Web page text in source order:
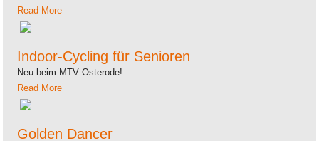
Read More
Indoor-Cycling für Senioren
Neu beim MTV Osterode!
Read More
Golden Dancer